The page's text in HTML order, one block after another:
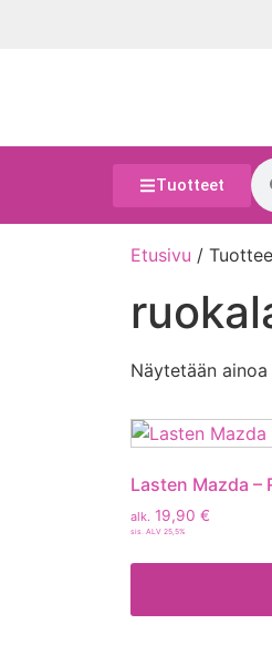
Tuotteet
Etusivu /
Näytetään
Lasten Mazda –
alk. 19,90 €
sis. ALV 25,5%